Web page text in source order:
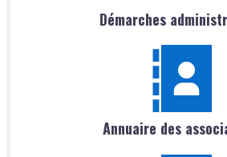
Démarches
Annuaire des